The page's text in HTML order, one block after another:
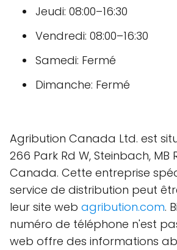
Jeudi: 08:00–16:30
Vendredi: 08:00–16:30
Samedi: Fermé
Dimanche: Fermé
Agribution Canada Ltd. est
266 Park Rd W, Steinbach, MB
Canada. Cette entreprise
service de distribution peut
leur site web agribution.com.
numéro de téléphone n'est
web offre des informations